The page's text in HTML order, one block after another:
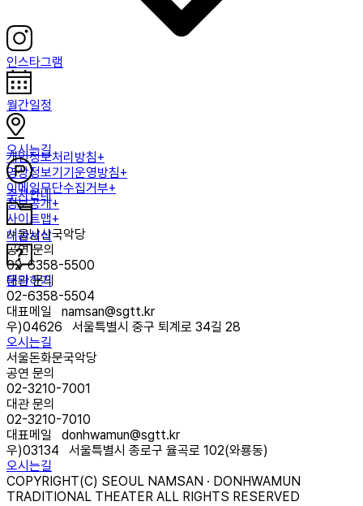
인스타그램
월간일정
오시는길
주차안내
대관서식
문의하기
개인정보처리방침+
영상정보기기운영방침+
이메일무단수집거부+
정보공개+
사이트맵+
서울남산국악당
공연 문의
02-6358-5500
대관 문의
02-6358-5504
대표메일 namsan@sgtt.kr
우)04626
서울특별시 중구 퇴계로 34길 28
오시는길
서울돈화문국악당
공연 문의
02-3210-7001
대관 문의
02-3210-7010
대표메일 donhwamun@sgtt.kr
우)03134
서울특별시 종로구 율곡로 102(와룡동)
오시는길
COPYRIGHT(C) SEOUL NAMSAN · DONHWAMUN
TRADITIONAL THEATER ALL RIGHTS RESERVED